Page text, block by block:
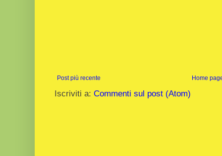
Post più recente Home
Iscriviti a: Commenti sul post (Atom)